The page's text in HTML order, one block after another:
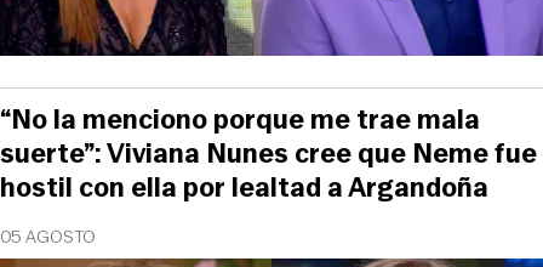
05 AGOSTO
“No la menciono porque me trae mala
suerte”: Viviana Nunes cree que Neme fue
hostil con ella por lealtad a Argandoña